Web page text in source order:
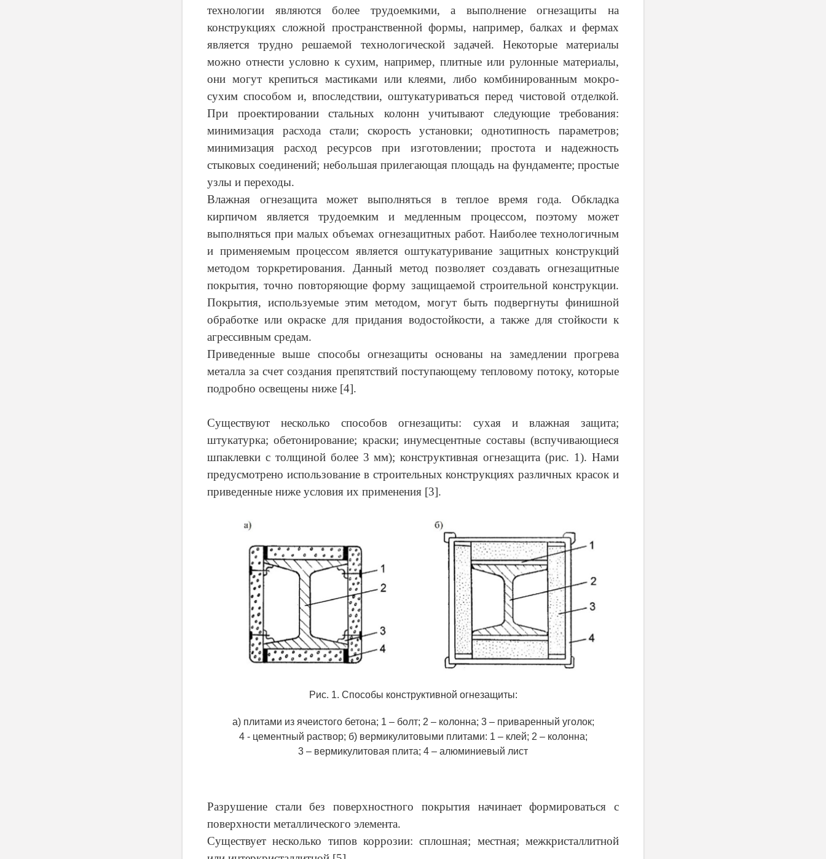
технологии являются более трудоемкими, а выполнение огнезащиты на
конструкциях сложной пространственной формы, например, балках и фермах
является трудно решаемой технологической задачей. Некоторые материалы
можно отнести условно к сухим, например, плитные или рулонные материалы,
они могут крепиться мастиками или клеями, либо комбинированным мокро-
сухим способом и, впоследствии, оштукатуриваться перед чистовой отделкой.
При проектировании стальных колонн учитывают следующие требования:
минимизация расхода стали; скорость установки; однотипность параметров;
минимизация расход ресурсов при изготовлении; простота и надежность
стыковых соединений; небольшая прилегающая площадь на фундаменте; простые
узлы и переходы.
Влажная огнезащита может выполняться в теплое время года. Обкладка
кирпичом является трудоемким и медленным процессом, поэтому может
выполняться при малых объемах огнезащитных работ. Наиболее технологичным
и применяемым процессом является оштукатуривание защитных конструкций
методом торкретирования. Данный метод позволяет создавать огнезащитные
покрытия, точно повторяющие форму защищаемой строительной конструкции.
Покрытия, используемые этим методом, могут быть подвергнуты финишной
обработке или окраске для придания водостойкости, а также для стойкости к
агрессивным средам.
Приведенные выше способы огнезащиты основаны на замедлении прогрева
металла за счет создания препятствий поступающему тепловому потоку, которые
подробно освещены ниже [4].
Существуют несколько способов огнезащиты: сухая и влажная защита;
штукатурка; обетонирование; краски; инумесцентные составы (вспучивающиеся
шпаклевки с толщиной более 3 мм); конструктивная огнезащита (рис. 1). Нами
предусмотрено использование в строительных конструкциях различных красок и
приведенные ниже условия их применения [3].
Рис. 1. Способы конструктивной огнезащиты:
а) плитами из ячеистого бетона; 1 – болт; 2 – колонна; 3 – приваренный уголок;
4 - цементный раствор; б) вермикулитовыми плитами: 1 – клей; 2 – колонна;
3 – вермикулитовая плита; 4 – алюминиевый лист
Разрушение стали без поверхностного покрытия начинает формироваться с
поверхности металлического элемента.
Существует несколько типов коррозии: сплошная; местная; межкристаллитной